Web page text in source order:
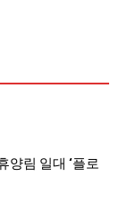
양림 일대 ‘플로